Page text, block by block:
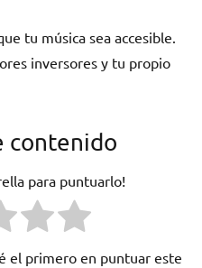
tu música sea accesible.
inversores y tu propio
contenido
para puntuarlo!
el primero en puntuar este